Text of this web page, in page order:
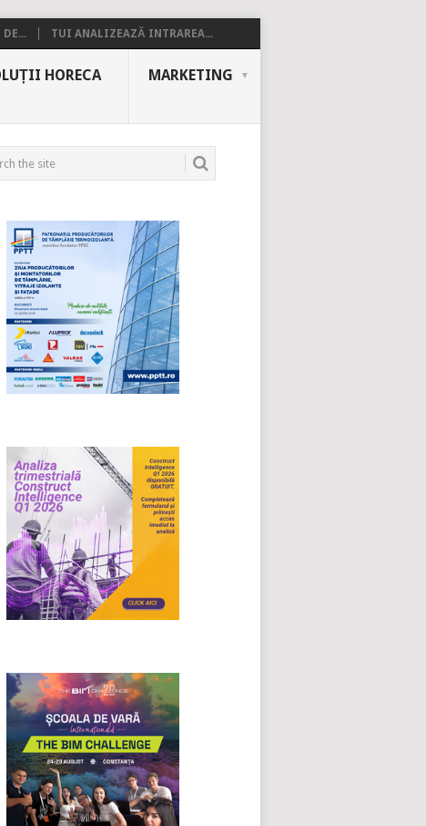
DE... TUI ANALIZEAZĂ INTRAREA...
HORECA MARKETING